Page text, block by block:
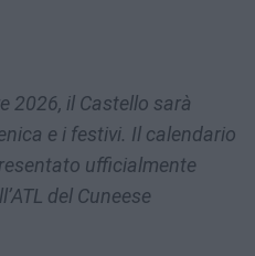
2026, il Castello sarà
e i festivi. Il calendario
ufficialmente
del Cuneese